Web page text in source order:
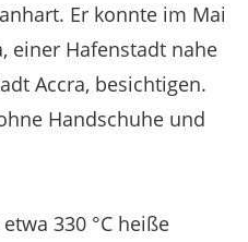
Er konnte im Mai
einer Hafenstadt nahe
Accra, besichtigen.
Handschuhe und
330 °C heiße